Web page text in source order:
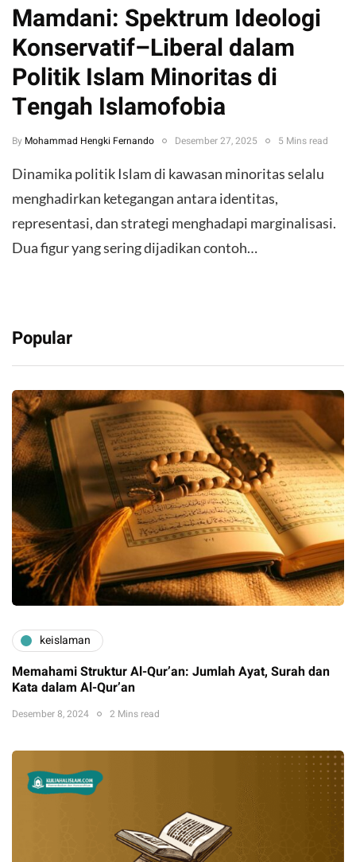
Mamdani: Spektrum Ideologi
Konservatif–Liberal dalam
Politik Islam Minoritas di
Tengah Islamofobia
By Mohammad Hengki Fernando Desember 27, 2025 5 Mins read
Dinamika politik Islam di kawasan minoritas selalu
menghadirkan ketegangan antara identitas,
representasi, dan strategi menghadapi marginalisasi.
Dua figur yang sering dijadikan contoh…
Popular
keislaman
Memahami Struktur Al-Qur’an: Jumlah Ayat, Surah dan
Kata dalam Al-Qur’an
Desember 8, 2024 2 Mins read